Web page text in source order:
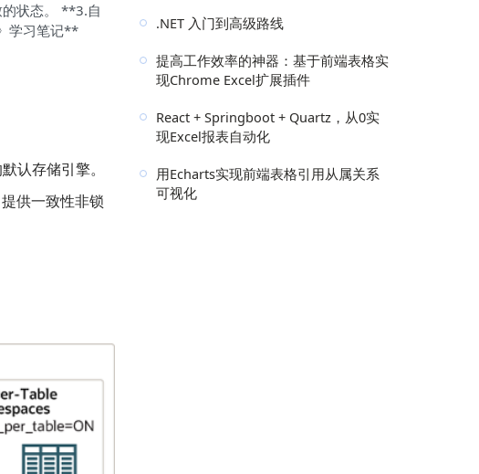
状态。 **3.自
学习笔记**
认存储引擎。
供一致性非锁
.NET 入门到高级路线
提高工作效率的神器：基于前端表格实
现Chrome Excel扩展插件
React + Springboot + Quartz，从0实
现Excel报表自动化
用Echarts实现前端表格引用从属关系
可视化